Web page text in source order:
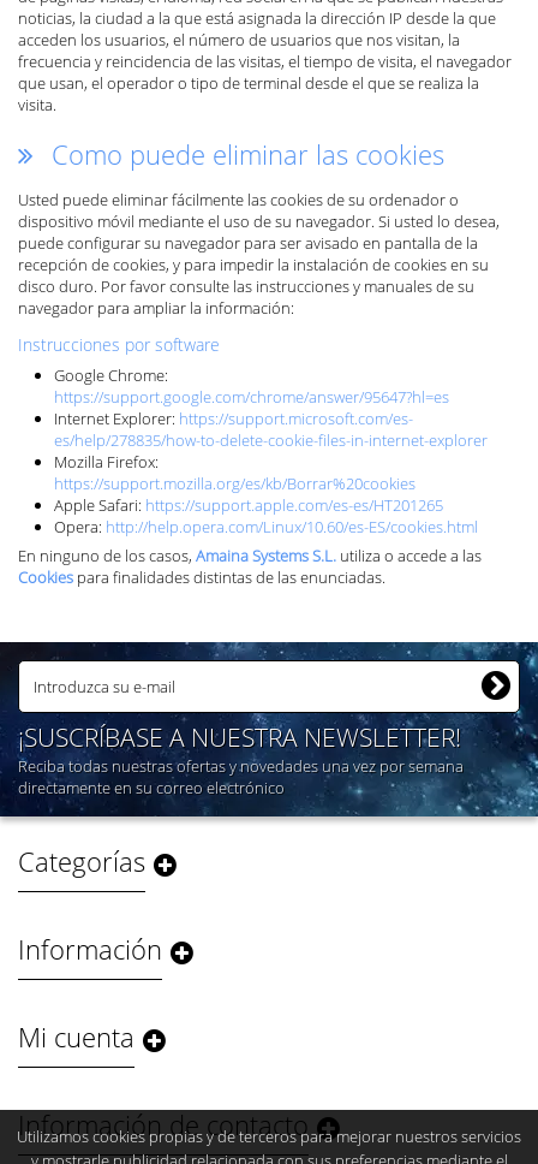
noticias, la ciudad a la que está asignada la dirección IP desde la que
acceden los usuarios, el número de usuarios que nos visitan, la
frecuencia y reincidencia de las visitas, el tiempo de visita, el navegador
que usan, el operador o tipo de terminal desde el que se realiza la
visita.
Como puede eliminar las cookies
Usted puede eliminar fácilmente las cookies de su ordenador o
dispositivo móvil mediante el uso de su navegador. Si usted lo desea,
puede configurar su navegador para ser avisado en pantalla de la
recepción de cookies, y para impedir la instalación de cookies en su
disco duro. Por favor consulte las instrucciones y manuales de su
navegador para ampliar la información:
Instrucciones por software
Google Chrome:
https://support.google.com/chrome/answer/95647?hl=es
Internet Explorer: https://support.microsoft.com/es-
es/help/278835/how-to-delete-cookie-files-in-internet-explorer
Mozilla Firefox:
https://support.mozilla.org/es/kb/Borrar%20cookies
Apple Safari: https://support.apple.com/es-es/HT201265
Opera: http://help.opera.com/Linux/10.60/es-ES/cookies.html
En ninguno de los casos, Amaina Systems S.L. utiliza o accede a las
Cookies para finalidades distintas de las enunciadas.
¡SUSCRÍBASE A NUESTRA NEWSLETTER!
Reciba todas nuestras ofertas y novedades una vez por semana
directamente en su correo electrónico
Categorías
Información
Mi cuenta
Información de contacto
Utilizamos cookies propias y de terceros para mejorar nuestros servicios